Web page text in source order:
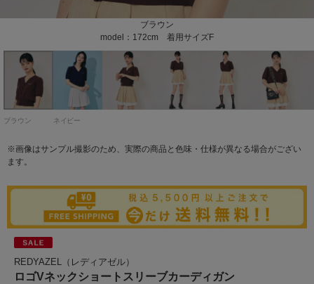
ブラウン
model：172cm 着用サイズF
ネイビー
model：172cm 着用サイズF
model：172cm 着用サイズF
model：172cm 着用サイズF
model：172cm 着用サイズF
model：172cm 着用サイズF
model：172cm 着用サイズF
model：172cm 着用サイズF
model：172cm 着用サイズF
model：172cm 着用サイズF
model：172cm 着用サイズF
model：172cm 着用サイズF
model：172cm 着用サイズF
model：172cm 着用サイズF
model：172cm 着用サイズF
ブラウン ネイビー
※画像はサンプル撮影のため、実際の商品と色味・仕様が異なる場合がござい
ます。
REDYAZEL（レディアゼル）
ロゴVネックショートスリーブカーディガン